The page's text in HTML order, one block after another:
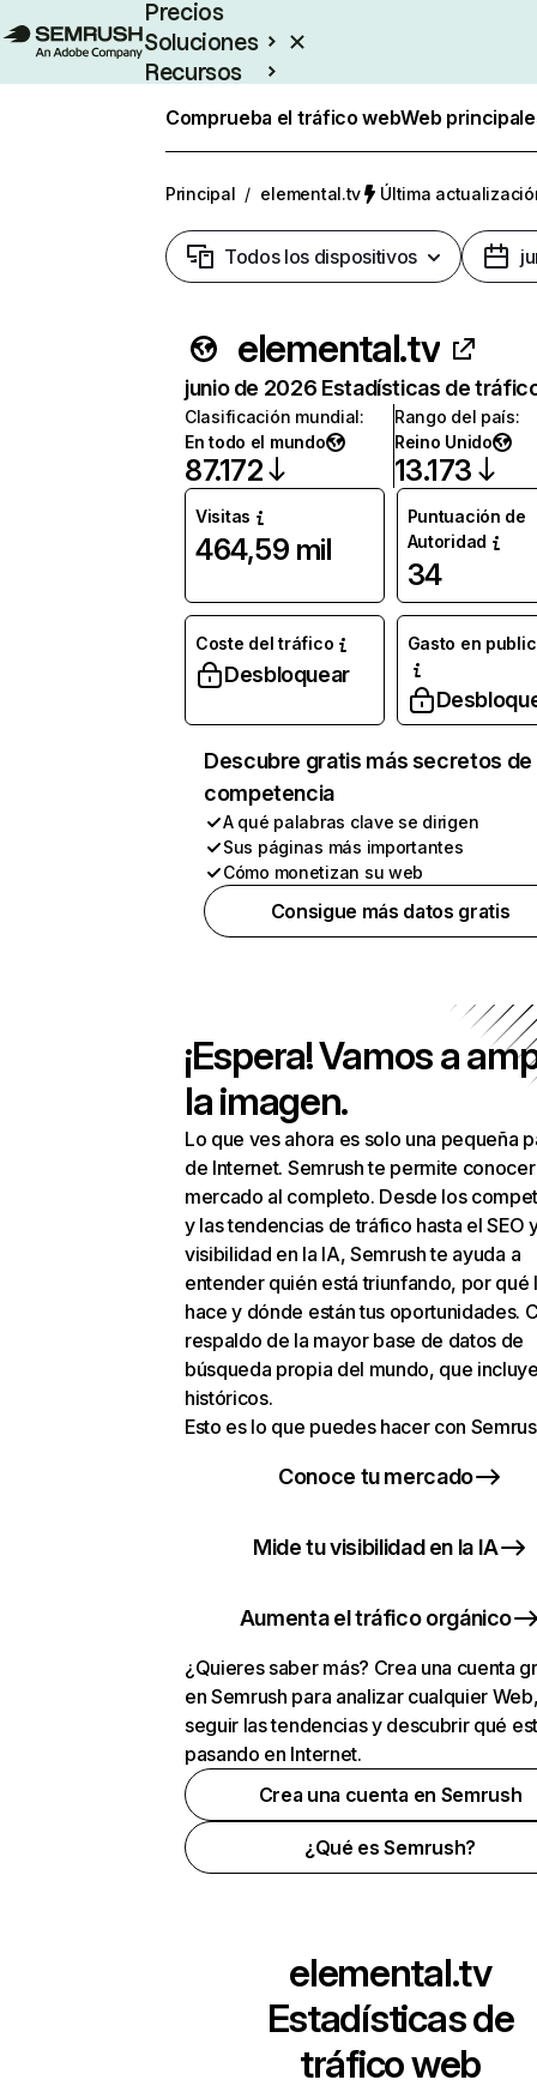
Precios
Soluciones
Recursos
Comprueba el tráfico webWeb
Principal / elemental.tv Última
Todos los dispositivos
elemental.tv
junio de 2026 Estadísticas de
Clasificación mundial:
En todo el mundo
87.172
Rango del país:
Reino Unido
13.173
Visitas
464,59 mil
Puntuación de
Autoridad
34
Coste del tráfico
Desbloquear
Gasto en
Descubre gratis más secretos de
competencia
A qué palabras clave se dirigen
Sus páginas más importantes
Cómo monetizan su web
Consigue más datos gratis
¡Espera! Vamos a
la imagen.
Lo que ves ahora es solo una pequeña
de Internet. Semrush te permite
mercado al completo. Desde los
y las tendencias de tráfico hasta el SEO
visibilidad en la IA, Semrush te ayuda a
entender quién está triunfando, por qué
hace y dónde están tus oportunidades.
respaldo de la mayor base de datos de
búsqueda propia del mundo, que
históricos.
Esto es lo que puedes hacer con
Conoce tu mercado
Mide tu visibilidad en la IA
Aumenta el tráfico orgánico
¿Quieres saber más? Crea una cuenta
en Semrush para analizar cualquier
seguir las tendencias y descubrir qué
pasando en Internet.
Crea una cuenta en Semrush
¿Qué es Semrush?
elemental.tv
Estadísticas de
tráfico web